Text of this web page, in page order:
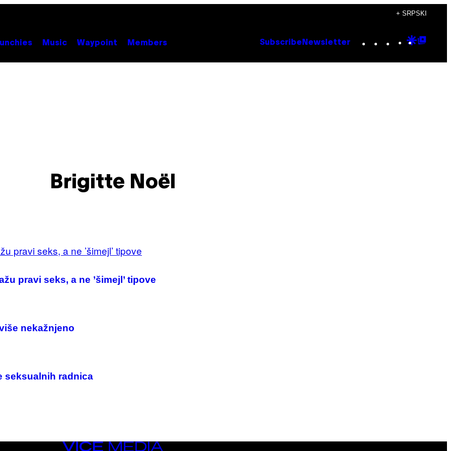
+ SRPSKI
Music Waypoint Members Subscribe Newsletter Instagram
TikTok
YouTube
Google
Brigitte Noël
pravi seks, a ne ’šimejl’ tipove
nekažnjeno
seksualnih radnica
VICE